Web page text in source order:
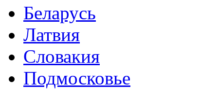
Беларусь
Латвия
Словакия
Подмосковье